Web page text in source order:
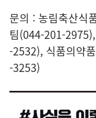
문의 : 농림축산식
팀(044-201-
-2532), 식품의약
-3253)